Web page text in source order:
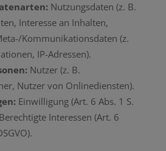
Nutzungsdaten (z. B.
Interesse an Inhalten,
Kommunikationsdaten (z.
IP-Adressen).
Nutzer (z. B.
Nutzer von Onlinediensten).
Einwilligung (Art. 6 Abs. 1 S.
Interessen (Art. 6